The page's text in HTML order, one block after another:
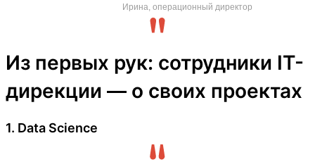
Ирина, операционный директор
Из первых рук: сотрудники IT-
дирекции — о своих проектах
1. Data Science